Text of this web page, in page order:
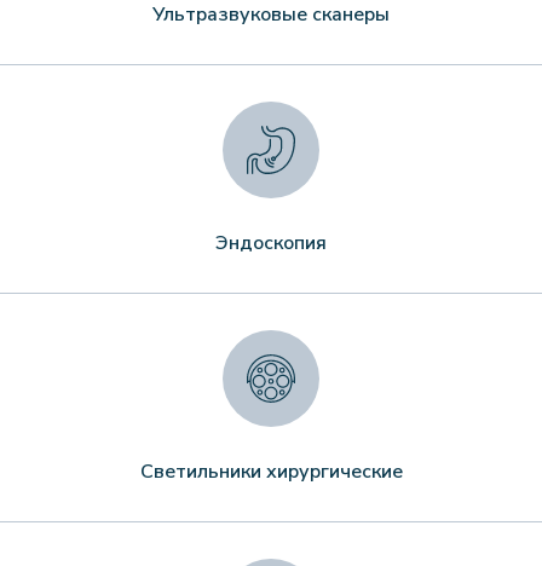
Ультразвуковые сканеры
Эндоскопия
Светильники хирургические